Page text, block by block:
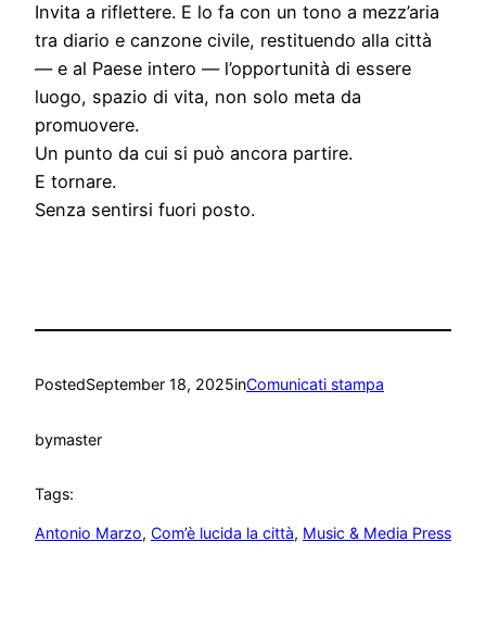
Invita a riflettere. E lo fa con un tono a mezz’aria
tra diario e canzone civile, restituendo alla città
— e al Paese intero — l’opportunità di essere
luogo, spazio di vita, non solo meta da
promuovere.
Un punto da cui si può ancora partire.
E tornare.
Senza sentirsi fuori posto.
PostedSeptember 18, 2025inComunicati stampa
bymaster
Tags:
Antonio Marzo, Com’è lucida la città, Music & Media Press